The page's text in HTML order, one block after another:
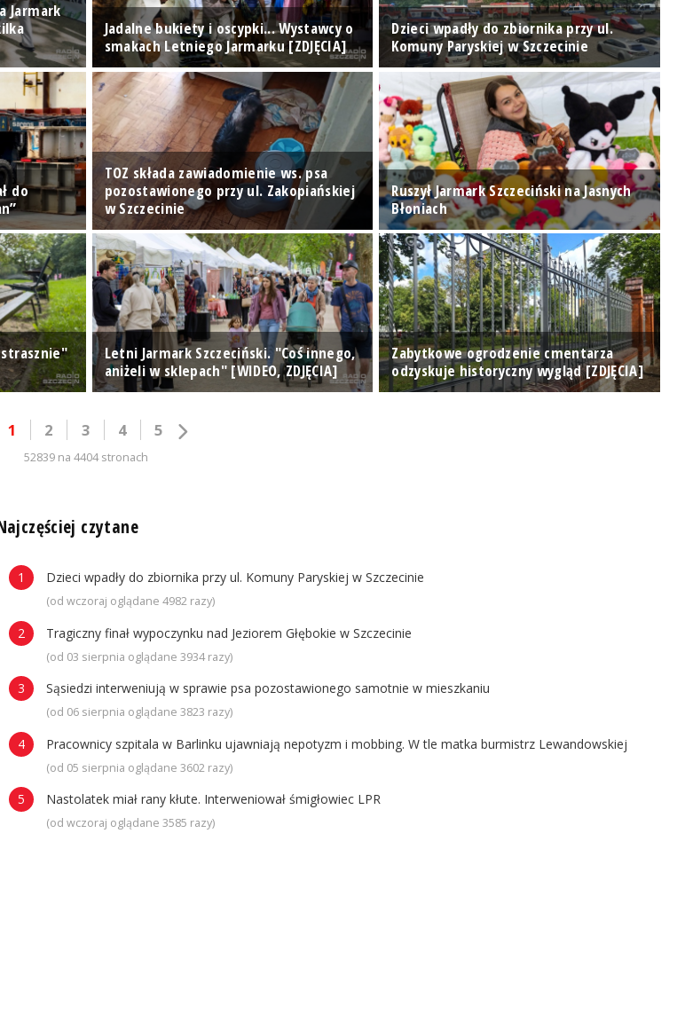
Jarmark
Jadalne bukiety i oscypki... Wystawcy o
smakach Letniego Jarmarku [ZDJĘCIA]
Dzieci wpadły do zbiornika przy ul.
Komuny Paryskiej w Szczecinie
do
TOZ składa zawiadomienie ws. psa
pozostawionego przy ul. Zakopiańskiej
w Szczecinie
Ruszył Jarmark Szczeciński na Jasnych
Błoniach
strasznie"
Letni Jarmark Szczeciński. "Coś innego,
aniżeli w sklepach" [WIDEO, ZDJĘCIA]
Zabytkowe ogrodzenie cmentarza
odzyskuje historyczny wygląd [ZDJĘCIA]
1 2 3 4 5
52839 na 4404 stronach
czytane
Dzieci wpadły do zbiornika przy ul. Komuny Paryskiej w Szczecinie
(od wczoraj oglądane 4982 razy)
Tragiczny finał wypoczynku nad Jeziorem Głębokie w Szczecinie
(od 03 sierpnia oglądane 3934 razy)
Sąsiedzi interweniują w sprawie psa pozostawionego samotnie w mieszkaniu
(od 06 sierpnia oglądane 3823 razy)
Pracownicy szpitala w Barlinku ujawniają nepotyzm i mobbing. W tle matka burmistrz Lewandowskiej
(od 05 sierpnia oglądane 3602 razy)
Nastolatek miał rany kłute. Interweniował śmigłowiec LPR
(od wczoraj oglądane 3585 razy)